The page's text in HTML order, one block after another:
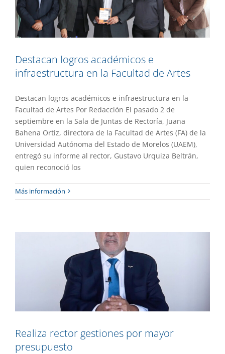
Destacan logros académicos e
infraestructura en la Facultad de Artes
Destacan logros académicos e infraestructura en la
Facultad de Artes Por Redacción El pasado 2 de
septiembre en la Sala de Juntas de Rectoría, Juana
Bahena Ortiz, directora de la Facultad de Artes (FA) de la
Universidad Autónoma del Estado de Morelos (UAEM),
entregó su informe al rector, Gustavo Urquiza Beltrán,
quien reconoció los
Más informaciónRealiza rector gestiones por mayor
Realiza rector gestiones por mayor
presupuesto